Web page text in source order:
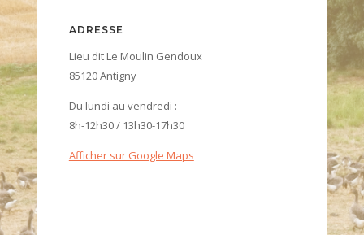
ADRESSE
Lieu dit Le Moulin Gendoux
85120 Antigny
Du lundi au vendredi :
8h-12h30 / 13h30-17h30
Afficher sur Google Maps